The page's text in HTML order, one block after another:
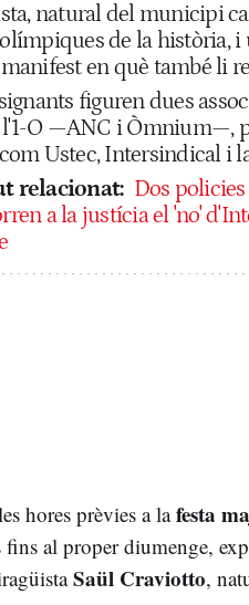
natural del municipi
de la història,
en què també li
figuren dues
l'1-O —ANC i Òmnium—,
Ustec, Intersindical i
relacionat: Dos
a la justícia el 'no'
hores prèvies a lafesta
al proper diumenge,
Saül Craviotto,